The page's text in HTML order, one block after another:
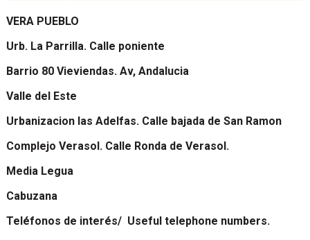
VERA PUEBLO
Urb. La Parrilla. Calle poniente
Barrio 80 Vieviendas. Av, Andalucia
Valle del Este
Urbanizacion las Adelfas. Calle bajada de San Ramon
Complejo Verasol. Calle Ronda de Verasol.
Media Legua
Cabuzana
Teléfonos de interés/ Useful telephone numbers.